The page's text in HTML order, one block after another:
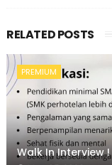
RELATED POSTS
PREMIUM
Walk In Interview